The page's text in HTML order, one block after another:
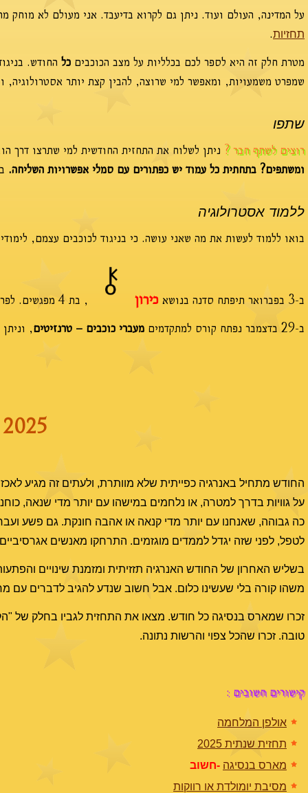
על המדינה, העולם ועוד. ניתן גם לקרוא בדיעבד. אני מעולם לא
תחזיות.
מטרת חלק זה היא לספר לכם בכלליות על מצב הכוכבים כל החודש.
שמפרט משמעויות, ומאפשר למי שרוצה, להבין קצת יותר אסטרולוגיה,
שתפו
רוצים לשתף חבר ? ניתן לשלוח את התחזית החודשית למי שתרצו דרך
ומשתפים? בתחתית כל עמוד יש כפתורים עם סמלי אפשרויות השליחה.
ללמוד אסטרולוגיה
בואו ללמוד לעשות את מה שאני עושה. כי בניגוד לכוכבים עצמם,
ב-3 בפברואר תיפתח סדנה בנושא כירון
, בת 4 מפגשים. לפרטים אודות הקורס ולאפשרויות נוספות
ב-29 בדצמבר נפתח קורס למתקדמים
מעברי כוכבים – טרנזיטים,
החודש מתחיל באנרגיה כפייתית שלא מוותרת, ולעתים זה מגיע
על גוויות בדרך למטרה, או נלחמים במישהו עם יותר מדי שנאה,
כה גבוהה, שאנחנו עם יותר מדי קנאה או אהבה חונקת. גם פשע
לטפל, לפני שזה יגדל לממדים מוגזמים. התרחקו מאנשים
בשליש האחרון של החודש האנרגיה תזזיתית ומזמנת שינויים
משהו קורה בלי שעשינו כלום. אבל חשוב שנדע להגיב לדברים עם
זכרו שמארס בנסיגה כל חודש. מצאו את התחזית לגביו בחלק של
טובה. זכרו שהכל צפוי והרשות נתונה.
קישורים חשובים :
אולפן המלחמה
תחזית שנתית 2025
מארס בנסיגה -חשוב
מסיבת יומולדת או רווקות